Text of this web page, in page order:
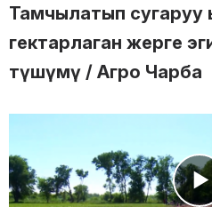
Тамчылатып
гектарлаган жерге
түшүмү / Агро Чарба